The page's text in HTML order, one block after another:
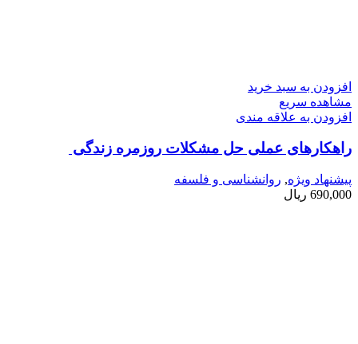
افزودن به سبد خرید
مشاهده سریع
افزودن به علاقه مندی
راهکارهای عملی حل مشکلات روزمره زندگی
پیشنهاد ویژه, روانشناسی و فلسفه
690,000 ریال